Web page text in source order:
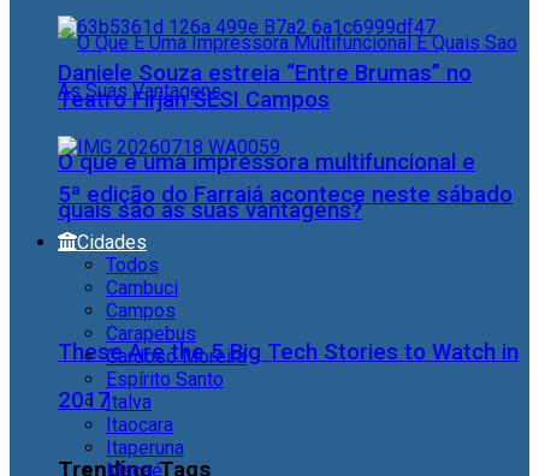
O que é uma impressora multifuncional e
quais são as suas vantagens?
These Are the 5 Big Tech Stories to Watch in
2017
Trending Tags
Daniele Souza estreia “Entre Brumas” no
Teatro Firjan SESI Campos
5ª edição do Farraiá acontece neste sábado
Cidades
Todos
Cambuci
Campos
Carapebus
Cardoso Moreira
Espírito Santo
Italva
Itaocara
Itaperuna
Macaé